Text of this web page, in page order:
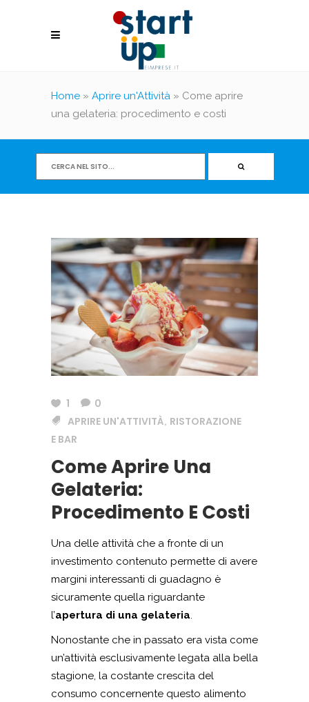
Home » Aprire un'Attività » Come aprire
una gelateria: procedimento e costi
1
0
APRIRE UN'ATTIVITÀ, RISTORAZIONE
E BAR
Come Aprire Una
Gelateria:
Procedimento E Costi
Una delle attività che a fronte di un
investimento contenuto permette di avere
margini interessanti di guadagno è
sicuramente quella riguardante
l’apertura di una gelateria.
Nonostante che in passato era vista come
un’attività esclusivamente legata alla bella
stagione, la costante crescita del
consumo concernente questo alimento